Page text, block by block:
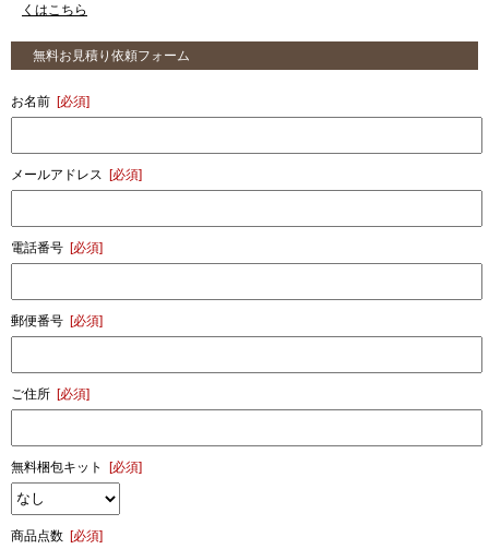
くはこちら
無料お見積り依頼フォーム
お名前 [必須]
メールアドレス [必須]
電話番号 [必須]
郵便番号 [必須]
ご住所 [必須]
無料梱包キット [必須]
商品点数 [必須]